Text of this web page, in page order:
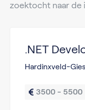
zoektocht naar de
.NET
Hardinxveld-
3500 - 5500